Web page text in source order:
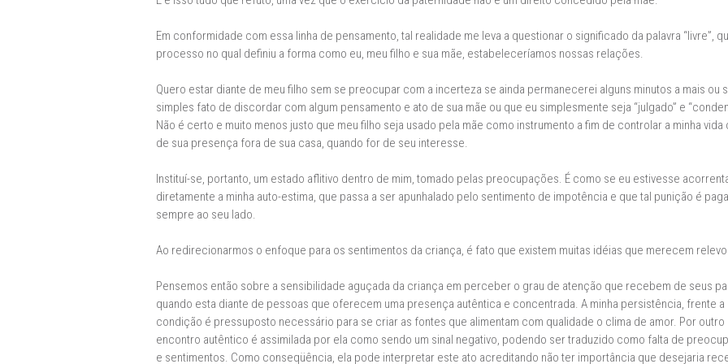
Em conformidade com essa linha de pensamento, tal realidade me leva a questionar o significado da palavra “livre”,
processo no qual definiu a forma como eu, meu filho e sua mãe, estabeleceríamos nossas relações.
Quero estar diante de meu filho sem se preocupar com a incerteza se ainda permanecerei alguns minutos a mais ou
simples fato de discordar com algum pensamento e ato de sua mãe ou que eu simplesmente seja “julgado” e
Não é certo e muito menos justo que meu filho seja usado pela mãe como instrumento a fim de controlar a minha
de sua presença fora de sua casa, quando for de seu interesse.
Instituí-se, portanto, um estado aflitivo dentro de mim, tomado pelas preocupações. É como se eu estivesse
diretamente a minha auto-estima, que passa a ser apunhalado pelo sentimento de impotência e que tal punição é
sempre ao seu lado.
Ao redirecionarmos o enfoque para os sentimentos da criança, é fato que existem muitas idéias que merecem
Pensemos então sobre a sensibilidade aguçada da criança em perceber o grau de atenção que recebem de seus
quando esta diante de pessoas que oferecem uma presença autêntica e concentrada. A minha persistência, frente
condição é pressuposto necessário para se criar as fontes que alimentam com qualidade o clima de amor. Por
encontro autêntico é assimilada por ela como sendo um sinal negativo, podendo ser traduzido como falta de
e sentimentos. Como conseqüência, ela pode interpretar este ato acreditando não ter importância que desejaria